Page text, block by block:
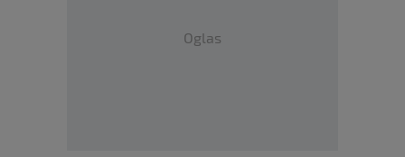
Oglas